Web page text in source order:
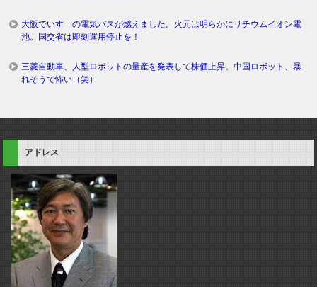
大阪でいすゞの電気バスが燃えました。火元は明らかにリチウムイオン電
池。国交省は即刻運用停止を！
三菱自動車、人型ロボットの量産を発表して株価上昇。中国ロボット、暴
れそうで怖い（笑）
アドレス